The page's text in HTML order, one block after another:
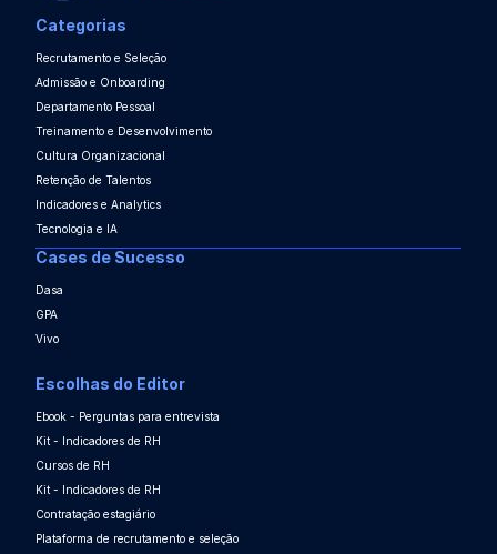
Categorias
Recrutamento e Seleção
Admissão e Onboarding
Departamento Pessoal
Treinamento e Desenvolvimento
Cultura Organizacional
Retenção de Talentos
Indicadores e Analytics
Tecnologia e IA
Cases de Sucesso
Dasa
GPA
Vivo
Escolhas do Editor
Ebook - Perguntas para entrevista
Kit - Indicadores de RH
Cursos de RH
Kit - Indicadores de RH
Contratação estagiário
Plataforma de recrutamento e seleção